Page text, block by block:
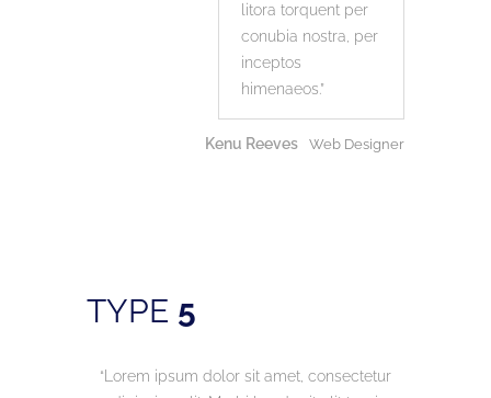
litora torquent per
conubia nostra, per
inceptos
himenaeos.
Kenu Reeves Web Designer
TYPE 5
Lorem ipsum dolor sit amet, consectetur